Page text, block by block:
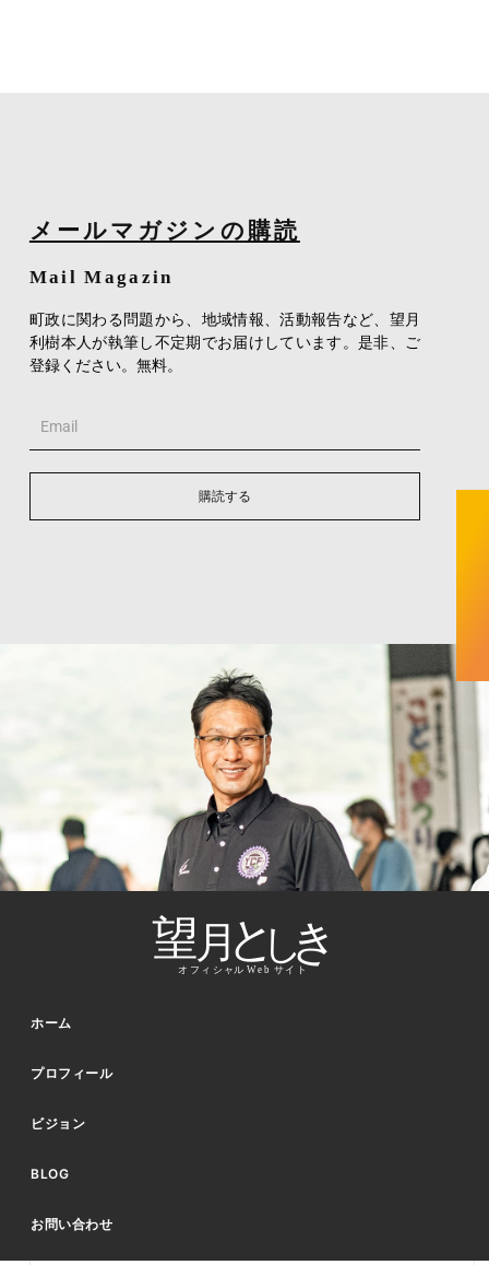
メールマガジンの購読
Mail Magazin
町政に関わる問題から、地域情報、活動報告など、望月
利樹本人が執筆し不定期でお届けしています。是非、ご
登録ください。無料。
Email
購読する
ホーム
プロフィール
ビジョン
BLOG
お問い合わせ